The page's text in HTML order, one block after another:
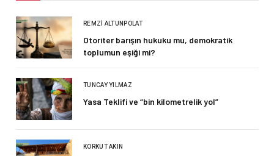
REMZI ALTUNPOLAT
Otoriter barışın hukuku mu, demokratik
toplumun eşiği mi?
TUNCAY YILMAZ
Yasa Teklifi ve “bin kilometrelik yol”
KORKUT AKIN